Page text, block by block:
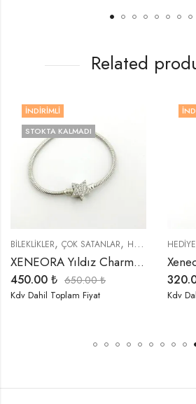
Related
,ÖZEL SERİLER,TREND ÜRÜNLER, YÜZÜKLER
KALMADI
,ÇOK SATANLAR,HEDIYELER , İNDIRIMLI
XENEORA Yıldız Charm Bileklik
₺ 650.00₺
Toplam Fiyat
HEDIYELER,
320.00₺
Kdv Dahil